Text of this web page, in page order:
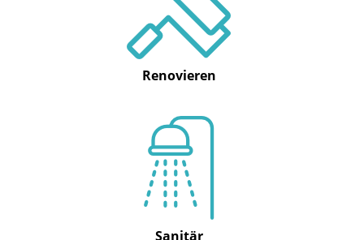
Renovieren
Sanitär